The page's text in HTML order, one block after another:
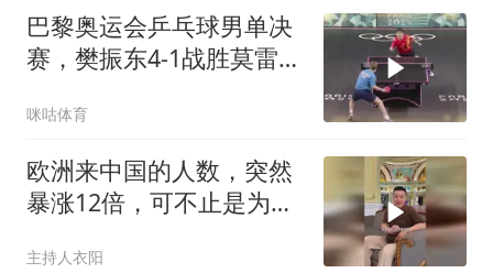
巴黎奥运会乒乓球男单决
赛，樊振东4-1战胜莫雷加
满贯得主
咪咕体育
欧洲来中国的人数，突然
暴涨12倍，可不止是为了
很深啊！
主持人衣阳